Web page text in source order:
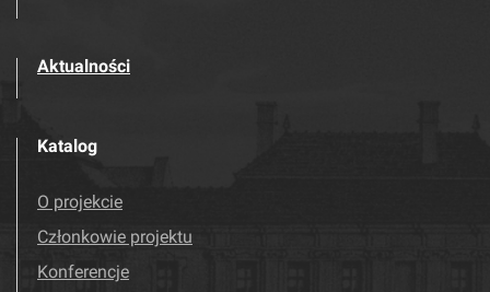
Aktualności
Katalog
O projekcie
Członkowie projektu
Konferencje